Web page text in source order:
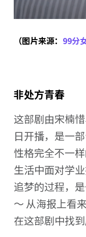
（图片来源： 99分
非处方青春
这部剧由宋楠
日开播，是一
性格完全不一
生活中面对学
追梦的过程，
～ 从海报上看
在这部剧中找